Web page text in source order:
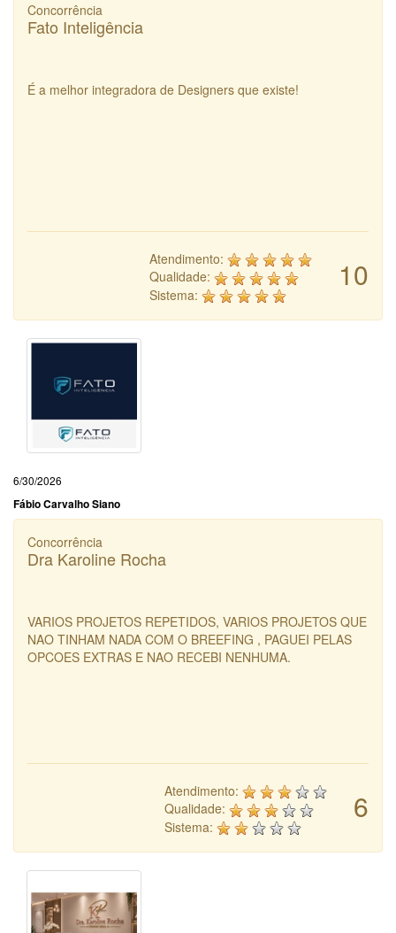
Concorrência
Fato Inteligência
É a melhor integradora de Designers que existe!
10
Atendimento:
Qualidade:
Sistema:
6/30/2026
Fábio Carvalho Siano
Concorrência
Dra Karoline Rocha
VARIOS PROJETOS REPETIDOS, VARIOS PROJETOS QUE
NAO TINHAM NADA COM O BREEFING , PAGUEI PELAS
OPCOES EXTRAS E NAO RECEBI NENHUMA.
6
Atendimento:
Qualidade:
Sistema: